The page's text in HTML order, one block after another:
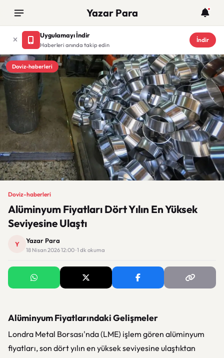
Yazar Para
Uygulamayı İndir
Haberleri anında takip edin
İndir
Doviz-haberleri
Doviz-haberleri
Alüminyum Fiyatları Dört Yılın En Yüksek
Seviyesine Ulaştı
Y Yazar Para
18 Nisan 2026 12:00 · 1 dk okuma
Alüminyum Fiyatlarındaki Gelişmeler
Londra Metal Borsası'nda (LME) işlem gören alüminyum
fiyatları, son dört yılın en yüksek seviyesine ulaştıktan